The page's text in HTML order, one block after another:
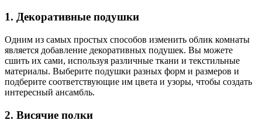
1. Декоративные подушки
Одним из самых простых способов изменить облик комнаты
является добавление декоративных подушек. Вы можете
сшить их сами, используя различные ткани и текстильные
материалы. Выберите подушки разных форм и размеров и
подберите соответствующие им цвета и узоры, чтобы создать
интересный ансамбль.
2. Висячие полки